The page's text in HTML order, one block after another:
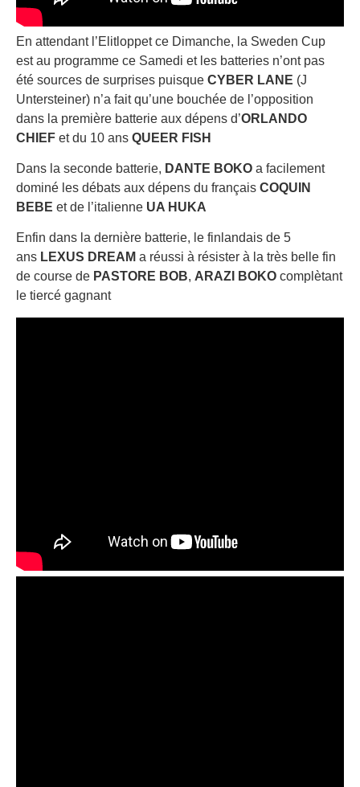
En attendant l’Elitloppet ce Dimanche, la Sweden Cup
est au programme ce Samedi et les batteries n’ont pas
été sources de surprises puisque CYBER LANE (J
Untersteiner) n’a fait qu’une bouchée de l’opposition
dans la première batterie aux dépens d’ORLANDO
CHIEF et du 10 ans QUEER FISH
Dans la seconde batterie, DANTE BOKO a facilement
dominé les débats aux dépens du français COQUIN
BEBE et de l’italienne UA HUKA
Enfin dans la dernière batterie, le finlandais de 5
ans LEXUS DREAM a réussi à résister à la très belle fin
de course de PASTORE BOB, ARAZI BOKO complètant
le tiercé gagnant